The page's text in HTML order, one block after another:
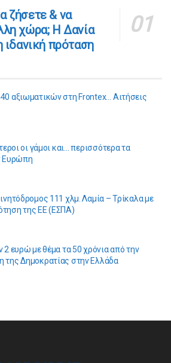
ζήσετε & να
χώρα; Η Δανία
ιδανική πρόταση
αξιωματικών στη Frontex… Αιτήσεις
οι γάμοι και… περισσότερα τα
Ευρώπη
111 χλμ. Λαμία – Τρίκαλα με
της ΕE (ΕΣΠΑ)
2 ευρώ με θέμα τα 50 χρόνια από την
της Δημοκρατίας στην Ελλάδα